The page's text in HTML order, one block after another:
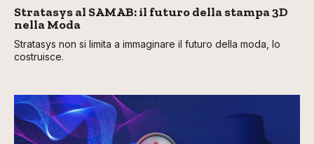
Stratasys al SAMAB: il futuro della stampa 3D
nella Moda
Stratasys non si limita a immaginare il futuro della moda, lo
costruisce.